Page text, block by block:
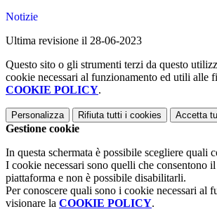
Notizie
Ultima revisione il 28-06-2023
Questo sito o gli strumenti terzi da questo
cookie necessari al funzionamento ed utili alle
COOKIE POLICY.
Personalizza Rifiuta tutti i cookies Accetta
Gestione cookie
In questa schermata è possibile scegliere quali
I cookie necessari sono quelli che consentono
piattaforma e non è possibile disabilitarli.
Per conoscere quali sono i cookie necessari al
visionare la COOKIE POLICY.